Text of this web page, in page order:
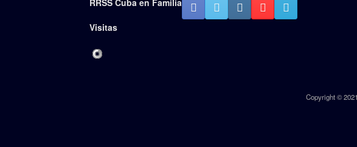
Visitas
Copyright ©